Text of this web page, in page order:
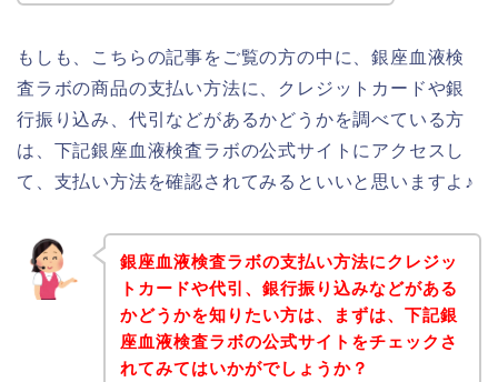
もしも、こちらの記事をご覧の方の中に、銀座血液検
査ラボの商品の支払い方法に、クレジットカードや銀
行振り込み、代引などがあるかどうかを調べている方
は、下記銀座血液検査ラボの公式サイトにアクセスし
て、支払い方法を確認されてみるといいと思いますよ♪
銀座血液検査ラボの支払い方法にクレジッ
トカードや代引、銀行振り込みなどがある
かどうかを知りたい方は、まずは、下記銀
座血液検査ラボの公式サイトをチェックさ
れてみてはいかがでしょうか？